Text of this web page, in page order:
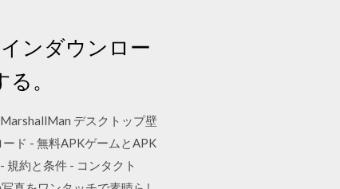
ンダウンロー
。
デスクトップ壁
ード - 無料APKゲームとAPK
規約と条件 - コンタクト